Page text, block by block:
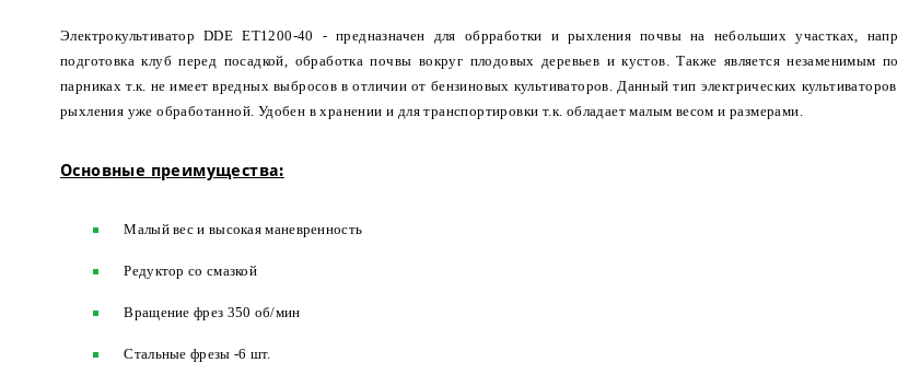
Электрокультиватор DDE ET1200-40 - предназначен для обрработки и рыхления почвы на небольших участках,
подготовка клуб перед посадкой, обработка почвы вокруг плодовых деревьев и кустов. Также является незаменимым
парниках т.к. не имеет вредных выбросов в отличии от бензиновых культиваторов. Данный тип электрических
рыхления уже обработанной. Удобен в хранении и для транспортировки т.к. обладает малым весом и размерами.
Основные преимущества:
Малый вес и высокая маневренность
Редуктор со смазкой
Вращение фрез 350 об/мин
Стальные фрезы -6 шт.